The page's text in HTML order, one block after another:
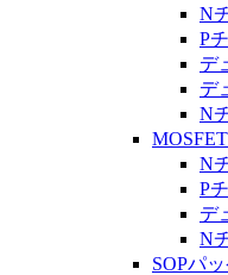
N
P
デ
デ
N
N
P
デ
N
SOPパ